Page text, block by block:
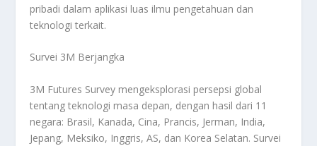
pribadi dalam aplikasi luas ilmu pengetahuan dan
teknologi terkait.
Survei 3M Berjangka
3M Futures Survey mengeksplorasi persepsi global
tentang teknologi masa depan, dengan hasil dari 11
negara: Brasil, Kanada, Cina, Prancis, Jerman, India,
Jepang, Meksiko, Inggris, AS, dan Korea Selatan. Survei